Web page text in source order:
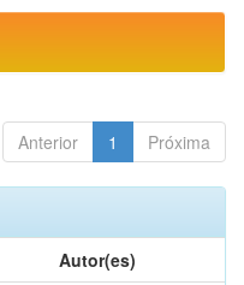
Anterior 1 Próxima
Autor(es)